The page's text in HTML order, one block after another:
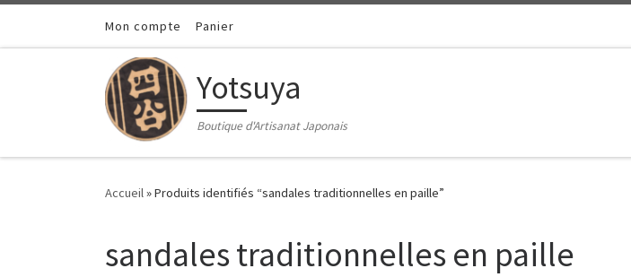
Passer au contenuMon compte Panier
Yotsuya
Boutique d'Artisanat Japonais
Accueil»Produits identifiés “sandales traditionnelles en paille”
sandales traditionnelles en paille